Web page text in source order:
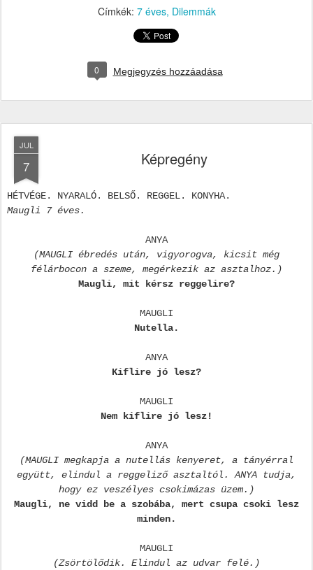
Címkék: 7 éves Dilemmák
0 Megjegyzés hozzáadása
JUL
7 Képregény
HÉTVÉGE. NYARALÓ. BELSŐ. REGGEL. KONYHA.
Maugli 7 éves.
ANYA
(MAUGLI ébredés után, vigyorogva, kicsit még
félárbocon a szeme, megérkezik az asztalhoz.)
Maugli, mit kérsz reggelire?
MAUGLI
Nutella.
ANYA
Kiflire jó lesz?
MAUGLI
Nem kiflire jó lesz!
ANYA
(MAUGLI megkapja a nutellás kenyeret, a tányérral
együtt, elindul a reggeliző asztaltól. ANYA tudja,
hogy ez veszélyes csokimázas üzem.)
Maugli, ne vidd be a szobába, mert csupa csoki lesz
minden.
MAUGLI
(Zsörtölődik. Elindul az udvar felé.)